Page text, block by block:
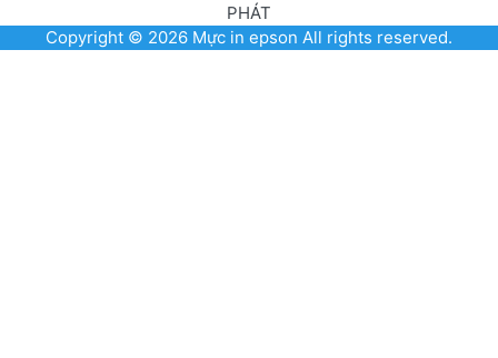
PHÁT
Copyright © 2026 Mực in epson All rights reserved.